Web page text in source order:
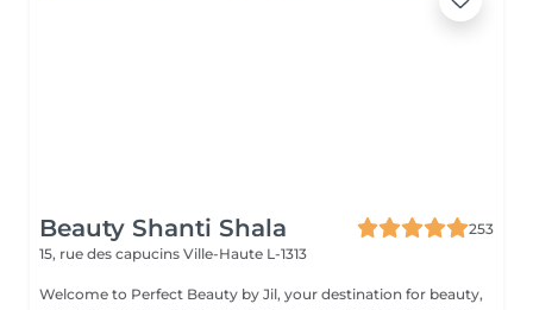
Beauty Shanti Shala
253
15, rue des capucins Ville-Haute L-1313
Welcome to Perfect Beauty by Jil, your destination for beauty,